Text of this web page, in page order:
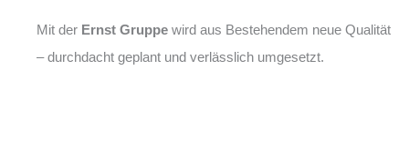
Mit der Ernst Gruppe wird aus Bestehendem neue Qualität
– durchdacht geplant und verlässlich umgesetzt.